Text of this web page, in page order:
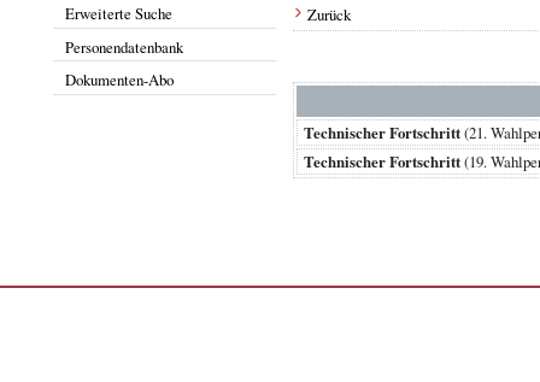
Erweiterte Suche
Personendatenbank
Dokumenten-Abo
Zurück
Technischer Fortschritt(21.
Technischer Fortschritt(19.